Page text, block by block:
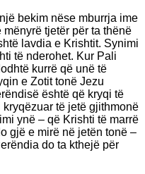
bekim nëse mburrja ime
tjetër për ta thënë
lavdia e Krishtit. Synimi
të nderohet. Kur Pali
kurrë që unë të
e Zotit tonë Jezu
është që kryqi të
të jetë gjithmonë
ynë – që Krishti të marrë
gjë e mirë në jetën tonë –
do ta kthejë për